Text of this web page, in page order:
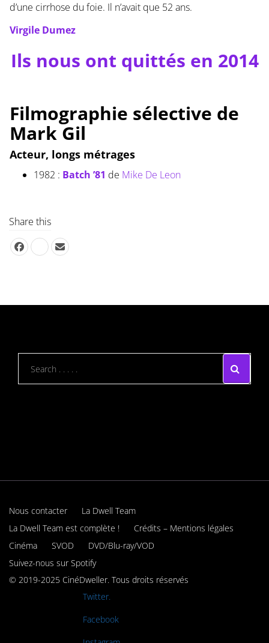
d’une cirrhose du foie. Il n’avait que 52 ans.
Virgile Dumez
Ils nous ont quittés en 2014
Filmographie sélective de
Mark Gil
Acteur, longs métrages
1982 : Batch ’81 de Mike De Leon
Share this
Nous contacter
La Dwell Team
La Dwell Team est complète !
Crédits – Mentions légales
Cinéma
SVOD
DVD/Blu-ray/VOD
Suivez-nous sur Spotify
© 2019-2025 CinéDweller. Tous droits réservés
Twitter.
Facebook